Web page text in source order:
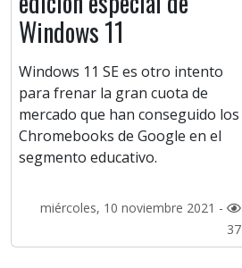
Windows 11
Windows 11 SE es otro intento
para frenar la gran cuota de
mercado que han conseguido los
Chromebooks de Google en el
segmento educativo.
miércoles, 10 noviembre 2021 -
37